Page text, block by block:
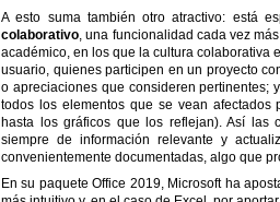
A esto suma también otro atractivo: está
colaborativo , una funcionalidad cada vez
académico, en los que la cultura colaborativa
usuario, quienes participen en un proyecto
o apreciaciones que consideren pertinentes;
todos los elementos que se vean
hasta los gráficos que los reflejan). Así las
siempre de información relevante y
convenientemente documentadas, algo que
En su paquete Office 2019, Microsoft ha